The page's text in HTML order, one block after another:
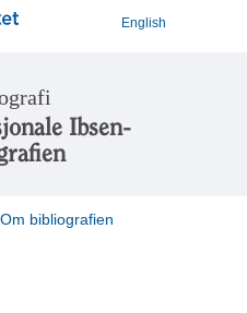
English
Ibsen-
Om bibliografien